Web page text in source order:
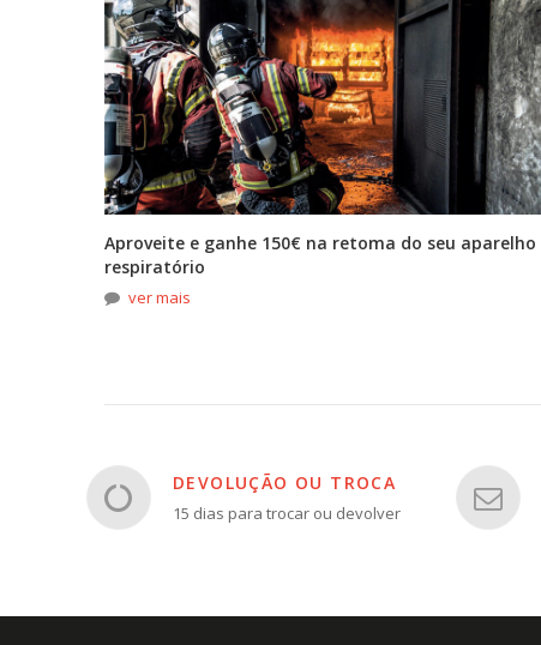
Aproveite e ganhe 150€ na retoma do seu aparelho
respiratório
ver mais
DEVOLUÇÃO OU TROCA
15 dias para trocar ou devolver